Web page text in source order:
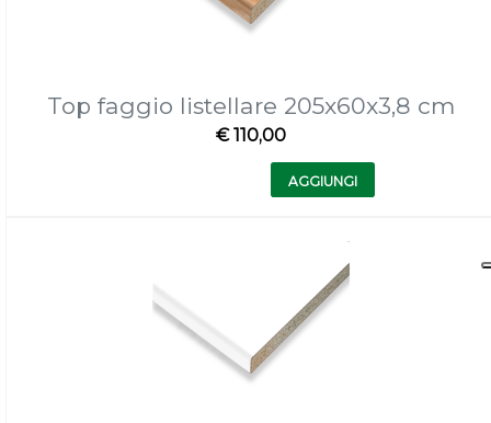
Top faggio listellare 205x60x3,8 cm
€ 110,00
Quantità
AGGIUNGI